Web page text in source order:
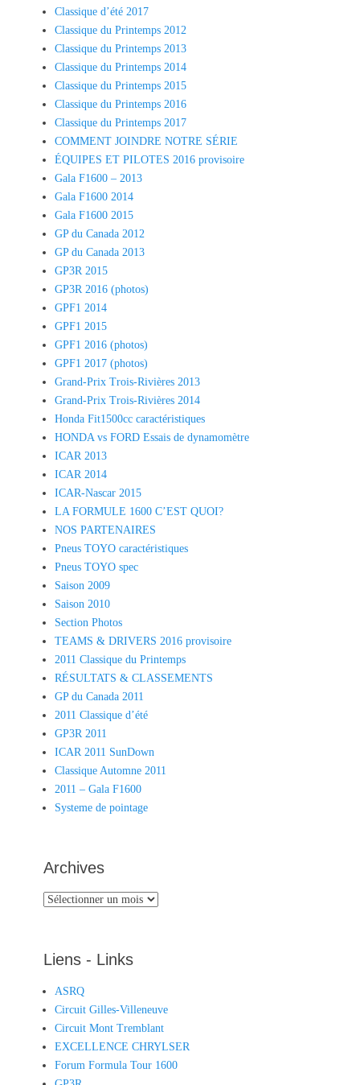
Classique d’été 2017
Classique du Printemps 2012
Classique du Printemps 2013
Classique du Printemps 2014
Classique du Printemps 2015
Classique du Printemps 2016
Classique du Printemps 2017
COMMENT JOINDRE NOTRE SÉRIE
ÉQUIPES ET PILOTES 2016 provisoire
Gala F1600 – 2013
Gala F1600 2014
Gala F1600 2015
GP du Canada 2012
GP du Canada 2013
GP3R 2015
GP3R 2016 (photos)
GPF1 2014
GPF1 2015
GPF1 2016 (photos)
GPF1 2017 (photos)
Grand-Prix Trois-Rivières 2013
Grand-Prix Trois-Rivières 2014
Honda Fit1500cc caractéristiques
HONDA vs FORD Essais de dynamomètre
ICAR 2013
ICAR 2014
ICAR-Nascar 2015
LA FORMULE 1600 C’EST QUOI?
NOS PARTENAIRES
Pneus TOYO caractéristiques
Pneus TOYO spec
Saison 2009
Saison 2010
Section Photos
TEAMS & DRIVERS 2016 provisoire
2011 Classique du Printemps
RÉSULTATS & CLASSEMENTS
GP du Canada 2011
2011 Classique d’été
GP3R 2011
ICAR 2011 SunDown
Classique Automne 2011
2011 – Gala F1600
Systeme de pointage
Archives
Archives
Liens - Links
ASRQ
Circuit Gilles-Villeneuve
Circuit Mont Tremblant
EXCELLENCE CHRYLSER
Forum Formula Tour 1600